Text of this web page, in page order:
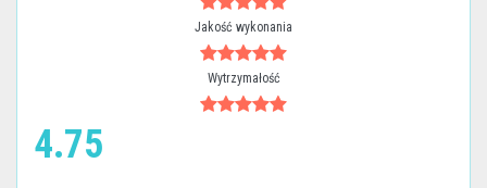
Jakość wykonania
Wytrzymałość
4.75